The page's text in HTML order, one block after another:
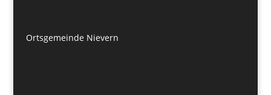
Ortsgemeinde Nievern